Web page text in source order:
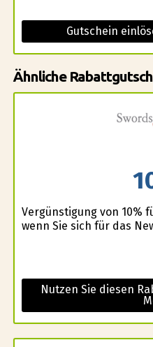
Gutschein
Ähnliche
Vergünstigung von 10%
wenn Sie sich für das
Nutzen Sie diesen